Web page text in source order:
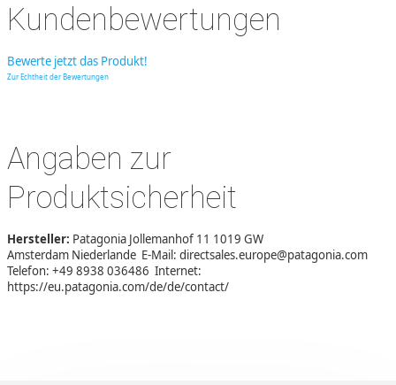
Kundenbewertungen
Bewerte jetzt das Produkt!
Zur Echtheit der Bewertungen
Angaben zur
Produktsicherheit
Hersteller: Patagonia Jollemanhof 11 1019 GW
Amsterdam Niederlande E-Mail: directsales.europe@patagonia.com
Telefon: +49 8938 036486 Internet:
https://eu.patagonia.com/de/de/contact/